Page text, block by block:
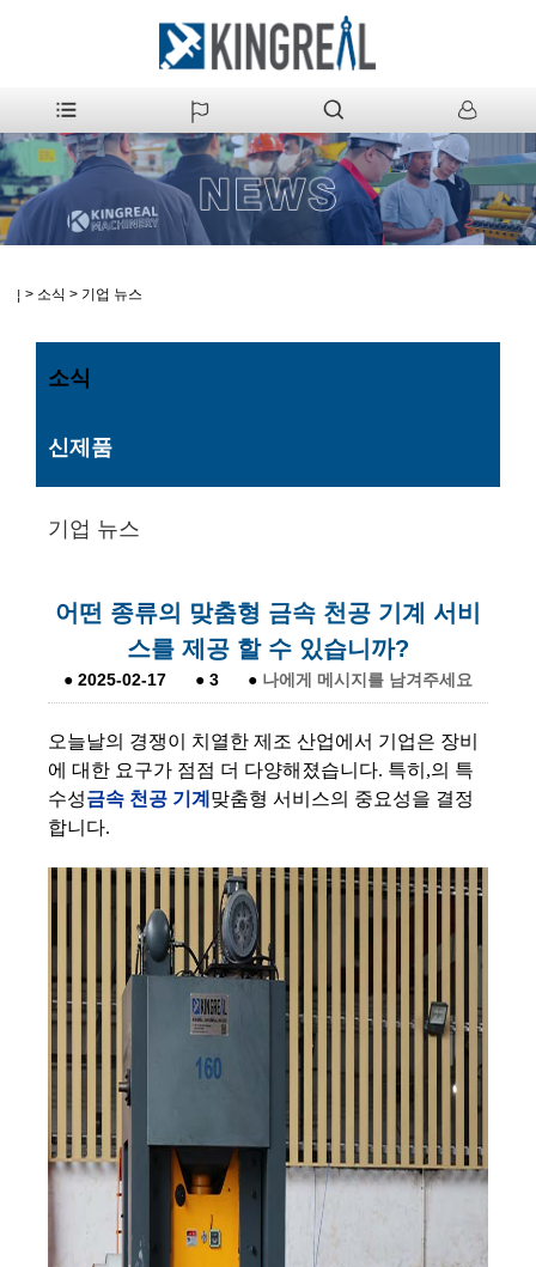
집 > 소식 > 기업 뉴스
소식
신제품
기업 뉴스
어떤 종류의 맞춤형 금속 천공 기계 서비
스를 제공 할 수 있습니까?
● 2025-02-17 ● 3 ● 나에게 메시지를 남겨주세요
오늘날의 경쟁이 치열한 제조 산업에서 기업은 장비
에 대한 요구가 점점 더 다양해졌습니다. 특히,의 특
수성금속 천공 기계 맞춤형 서비스의 중요성을 결정
합니다.